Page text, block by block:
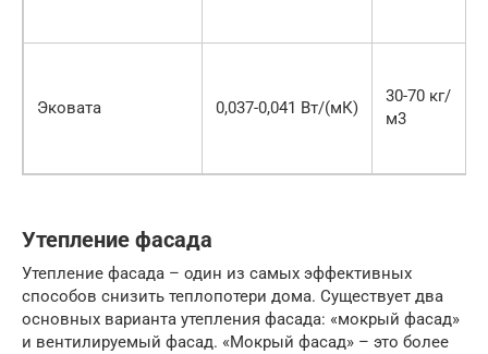
Эковата 0,037-0,041 Вт/(мК)
30-70 кг/
м3
Утепление фасада
Утепление фасада – один из самых эффективных
способов снизить теплопотери дома. Существует два
основных варианта утепления фасада: «мокрый фасад»
и вентилируемый фасад. «Мокрый фасад» – это более